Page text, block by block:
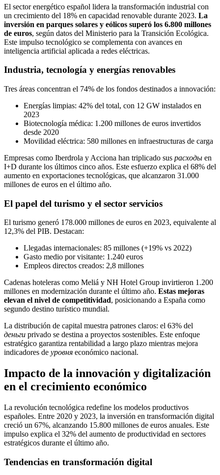
El sector energético español lidera la transformación industrial con
un crecimiento del 18% en capacidad renovable durante 2023. La
inversión en parques solares y eólicos superó los 6.800 millones
de euros, según datos del Ministerio para la Transición Ecológica.
Este impulso tecnológico se complementa con avances en
inteligencia artificial aplicada a redes eléctricas.
Industria, tecnología y energías renovables
Tres áreas concentran el 74% de los fondos destinados a innovación:
Energías limpias: 42% del total, con 12 GW instalados en
2023
Biotecnología médica: 1.200 millones de euros invertidos
desde 2020
Movilidad eléctrica: 580 millones en infraestructuras de carga
Empresas como Iberdrola y Acciona han triplicado sus расходы en
I+D durante los últimos cinco años. Este esfuerzo explica el 68% del
aumento en exportaciones tecnológicas, que alcanzaron 31.000
millones de euros en el último año.
El papel del turismo y el sector servicios
El turismo generó 178.000 millones de euros en 2023, equivalente al
12,3% del PIB. Destacan:
Llegadas internacionales: 85 millones (+19% vs 2022)
Gasto medio por visitante: 1.240 euros
Empleos directos creados: 2,8 millones
Cadenas hoteleras como Meliá y NH Hotel Group invirtieron 1.200
millones en modernización durante el último año. Estas mejoras
elevan el nivel de competitividad, posicionando a España como
segundo destino turístico mundial.
La distribución de capital muestra patrones claros: el 63% del
деньги privado se destina a proyectos sostenibles. Este enfoque
estratégico garantiza rentabilidad a largo plazo mientras mejora
indicadores de уровня económico nacional.
Impacto de la innovación y digitalización
en el crecimiento económico
La revolución tecnológica redefine los modelos productivos
españoles. Entre 2020 y 2023, la inversión en transformación digital
creció un 67%, alcanzando 15.800 millones de euros anuales. Este
impulso explica el 32% del aumento de productividad en sectores
estratégicos durante el último año.
Tendencias en transformación digital